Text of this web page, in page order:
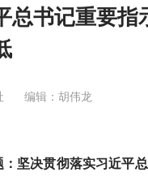
总书记重要
编辑：胡伟龙
：坚决贯彻落实习近平